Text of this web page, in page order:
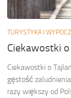
TURYSTYKA I
Ciekawostki
Ciekawostki o
gęstość
razy większy od